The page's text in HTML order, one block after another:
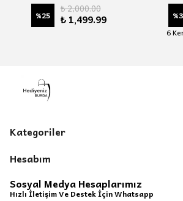
%25
₺ 2,000.00
₺ 1,499.99 %
6
Kategoriler
Hesabım
Sosyal Medya Hesaplarımız
Hızlı İletişim Ve Destek İçin Whatsapp